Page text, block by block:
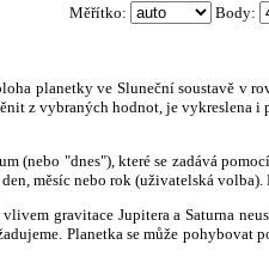
Měřítko: Body:
planetky ve Sluneční soustavě
z vybraných hodnot, je vykreslena
(nebo "dnes"), které se zadává
měsíc nebo rok (uživatelská
gravitace Jupitera a Saturna
Planetka se může